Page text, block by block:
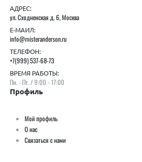
АДРЕС:
ул. Сходненская д. 6, Москва
Е-МАИЛ:
info@misteranderson.ru
ТЕЛЕФОН:
+7(999) 537-68-73
ВРЕМЯ РАБОТЫ:
Пн. - Пт. / 9:00 - 17:00
Профиль
Мой профиль
О нас
Связаться с нами